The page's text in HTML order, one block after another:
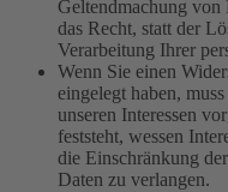
Geltendmachung von
das Recht, statt der
Verarbeitung Ihrer
Wenn Sie einen
eingelegt haben,
unseren Interessen
feststeht, wessen
die Einschränkung
Daten zu verlangen.